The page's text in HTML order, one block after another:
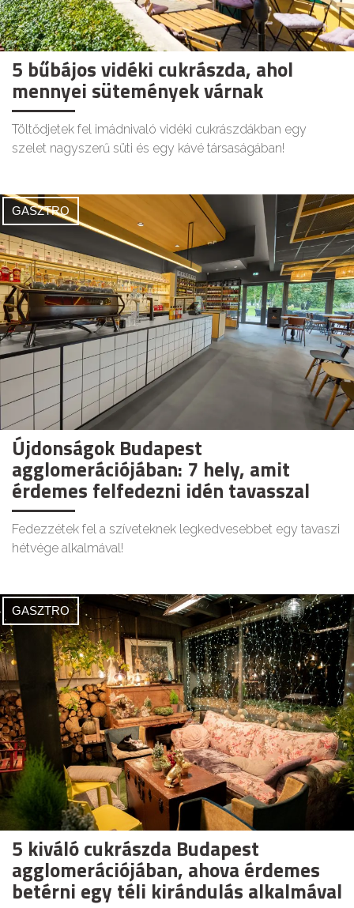
5 bűbájos vidéki cukrászda, ahol
mennyei sütemények várnak
Töltődjetek fel imádnivaló vidéki cukrászdákban egy
szelet nagyszerű süti és egy kávé társaságában!
GASZTRO
Újdonságok Budapest
agglomerációjában: 7 hely, amit
érdemes felfedezni idén tavasszal
Fedezzétek fel a szíveteknek legkedvesebbet egy tavaszi
hétvége alkalmával!
GASZTRO
5 kiváló cukrászda Budapest
agglomerációjában, ahova érdemes
betérni egy téli kirándulás alkalmával